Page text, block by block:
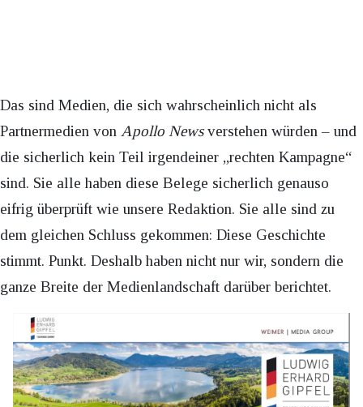
Das sind Medien, die sich wahrscheinlich nicht als
Partnermedien von Apollo Newsverstehen würden – und
die sicherlich kein Teil irgendeiner „rechten Kampagne“
sind. Sie alle haben diese Belege sicherlich genauso
eifrig überprüft wie unsere Redaktion. Sie alle sind zu
dem gleichen Schluss gekommen: Diese Geschichte
stimmt. Punkt. Deshalb haben nicht nur wir, sondern die
ganze Breite der Medienlandschaft darüber berichtet.